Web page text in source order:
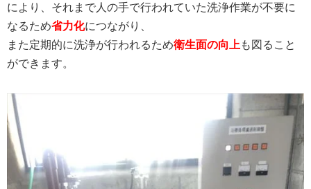
により、それまで人の手で行われていた洗浄作業が不要に
なるため省力化につながり、
また定期的に洗浄が行われるため衛生面の向上 も図ること
ができます。